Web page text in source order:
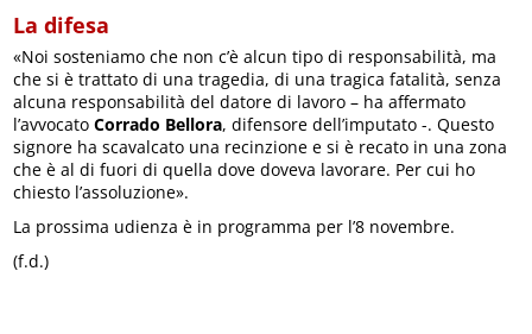
La difesa
«Noi sosteniamo che non c’è alcun tipo di responsabilità, ma
che si è trattato di una tragedia, di una tragica fatalità, senza
alcuna responsabilità del datore di lavoro – ha affermato
l’avvocatoCorrado Bellora, difensore dell’imputato -. Questo
signore ha scavalcato una recinzione e si è recato in una zona
che è al di fuori di quella dove doveva lavorare. Per cui ho
chiesto l’assoluzione».
La prossima udienza è in programma per l’8 novembre.
(f.d.)